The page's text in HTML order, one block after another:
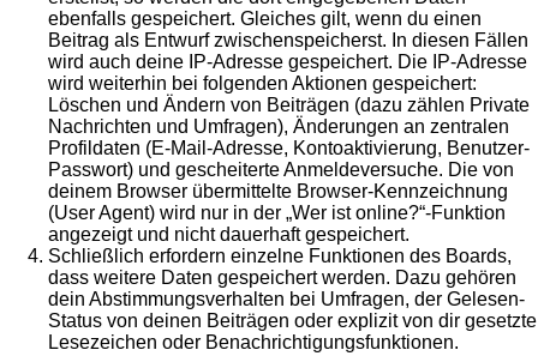
ebenfalls gespeichert. Gleiches gilt, wenn du einen
Beitrag als Entwurf zwischenspeicherst. In diesen Fällen
wird auch deine IP-Adresse gespeichert. Die IP-Adresse
wird weiterhin bei folgenden Aktionen gespeichert:
Löschen und Ändern von Beiträgen (dazu zählen Private
Nachrichten und Umfragen), Änderungen an zentralen
Profildaten (E-Mail-Adresse, Kontoaktivierung, Benutzer-
Passwort) und gescheiterte Anmeldeversuche. Die von
deinem Browser übermittelte Browser-Kennzeichnung
(User Agent) wird nur in der „Wer ist online?“-Funktion
angezeigt und nicht dauerhaft gespeichert.
Schließlich erfordern einzelne Funktionen des Boards,
dass weitere Daten gespeichert werden. Dazu gehören
dein Abstimmungsverhalten bei Umfragen, der Gelesen-
Status von deinen Beiträgen oder explizit von dir gesetzte
Lesezeichen oder Benachrichtigungsfunktionen.